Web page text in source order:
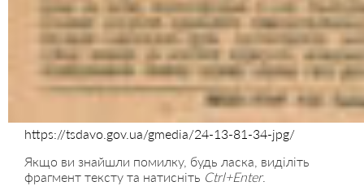
https://tsdavo.gov.ua/gmedia/24-13-81-34-jpg/
Якщо ви знайшли помилку, будь ласка, виділіть
фрагмент тексту та натисніть Ctrl+Enter.